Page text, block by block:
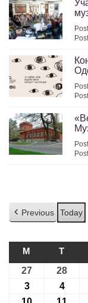
Previous Today
M ПОНЕДІЛОК
T
27 27.07.2026
28
303.08.2026
4